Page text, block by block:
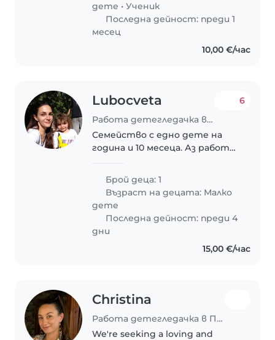
дете •Ученик
Последна дейност: преди 1
месец
10,00 €/час
Lubocveta
Работа детегледачка в Пловдив
6
Семейство с едно дете на
година и 10 месеца. Аз работя
Бащата работи два на два,
тоест през два дни си е за
два дни вкъщи и може да гледа
детето. Трябва..
Брой деца: 1
Възраст на децата: Малко
дете
Последна дейност: преди 4
дни
15,00 €/час
Christina
Работа детегледачка в Пловдив
We're seeking a loving and